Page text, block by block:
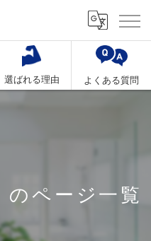
選ばれる理由 よくある質問
のページ一覧